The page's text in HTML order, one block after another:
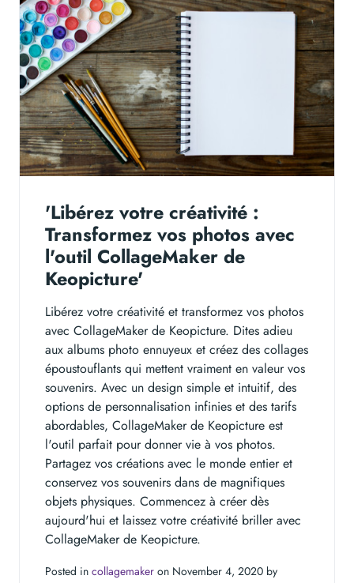
'Libérez votre créativité :
Transformez vos photos avec
l'outil CollageMaker de
Keopicture'
Libérez votre créativité et transformez vos photos
avec CollageMaker de Keopicture. Dites adieu
aux albums photo ennuyeux et créez des collages
époustouflants qui mettent vraiment en valeur vos
souvenirs. Avec un design simple et intuitif, des
options de personnalisation infinies et des tarifs
abordables, CollageMaker de Keopicture est
l'outil parfait pour donner vie à vos photos.
Partagez vos créations avec le monde entier et
conservez vos souvenirs dans de magnifiques
objets physiques. Commencez à créer dès
aujourd'hui et laissez votre créativité briller avec
CollageMaker de Keopicture.
Posted in collagemaker on November 4, 2020 by